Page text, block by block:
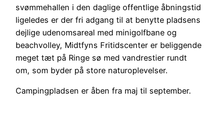
svømmehallen i den daglige offentlige åbningstid
ligeledes er der fri adgang til at benytte pladsens
dejlige udenomsareal med minigolfbane og
beachvolley, Midtfyns Fritidscenter er beliggende
meget tæt på Ringe sø med vandrestier rundt
om, som byder på store naturoplevelser.
Campingpladsen er åben fra maj til september.